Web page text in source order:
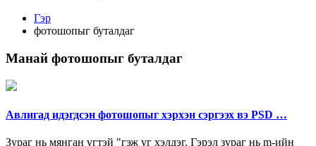
Гэр
фотошопыг буталдаг
Манай фотошопыг буталдаг
Авлигад идэгдсэн фотошопыг хэрхэн сэргээх вэ PSD …
Зураг нь мянган үгтэй "гэж үг хэлдэг. Гэрэл зураг нь m-ийн